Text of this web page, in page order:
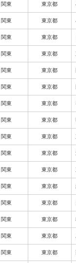
関東 東京都
関東 東京都
関東 東京都
関東 東京都
関東 東京都
関東 東京都
関東 東京都
関東 東京都
関東 東京都
関東 東京都
関東 東京都
関東 東京都
関東 東京都
関東 東京都
関東 東京都
関東 東京都